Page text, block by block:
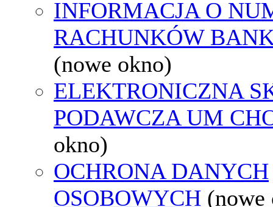
INFORMACJA O
RACHUNKÓW
(nowe okno)
ELEKTRONICZNA
PODAWCZA UM
okno)
OCHRONA DANYCH
OSOBOWYCH (nowe